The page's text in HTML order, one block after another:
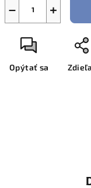
+
−
Opýtať sa